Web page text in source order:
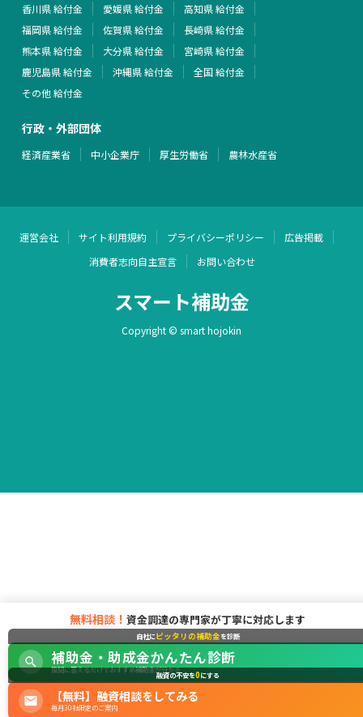
香川県 給付金
愛媛県 給付金
高知県 給付金
福岡県 給付金
佐賀県 給付金
長崎県 給付金
熊本県 給付金
大分県 給付金
宮崎県 給付金
鹿児島県 給付金
沖縄県 給付金
全国 給付金
その他 給付金
行政・外部団体
経済産業省 中小企業庁 厚生労働省 農林水産省
運営会社 サイト利用規約 プライバシーポリシー
広告掲載
消費者志向自主宣言
お問い合わせ
スマート補助金
Copyright © smart hojokin
無料相談！ 資金調達の専門家が丁寧に対応します
自社にピッタリの補助金を診断
補助金・助成金かんたん診断
質問に答えるだけでおすすめ補助金が分かる
融資の不安を0にする
【無料】融資相談をしてみる
毎月30社限定のご案内